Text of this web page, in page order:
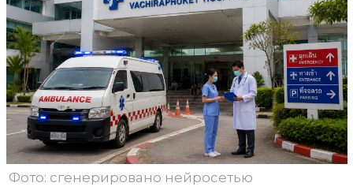
Фото: сгенерировано нейросетью